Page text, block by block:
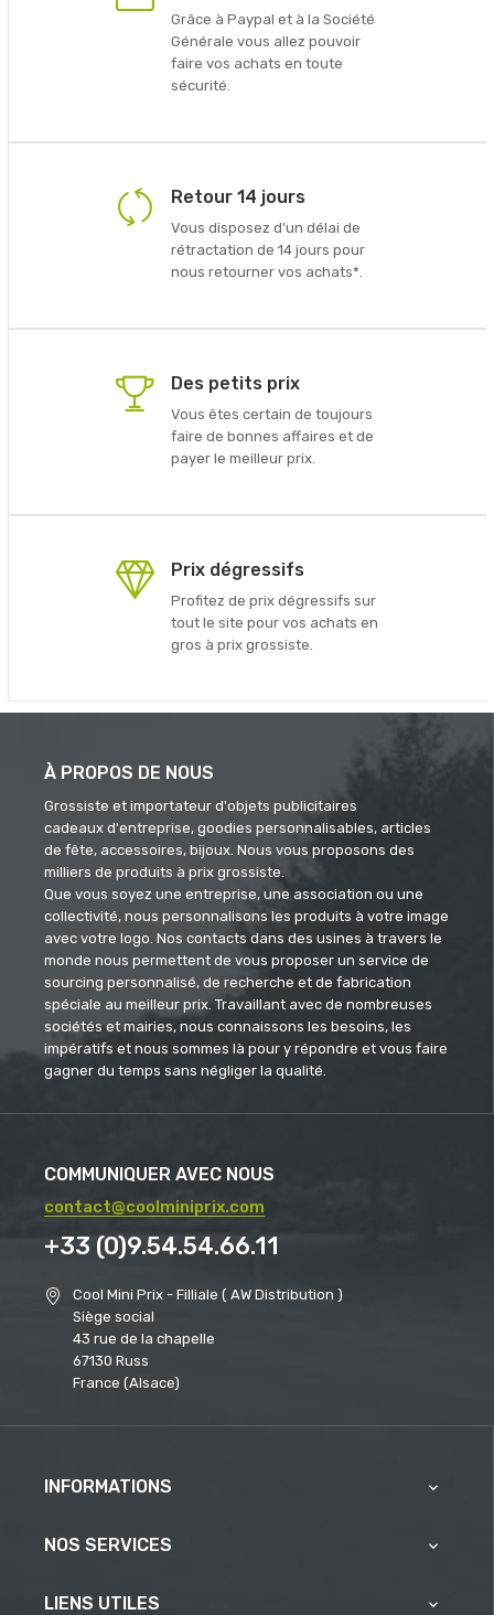
Grâce à Paypal et à la Société
Générale vous allez pouvoir
faire vos achats en toute
sécurité.
Retour 14 jours
Vous disposez d'un délai de
rétractation de 14 jours pour
nous retourner vos achats*.
Des petits prix
Vous êtes certain de toujours
faire de bonnes affaires et de
payer le meilleur prix.
Prix dégressifs
Profitez de prix dégressifs sur
tout le site pour vos achats en
gros à prix grossiste.
À PROPOS DE NOUS
Grossiste et importateur d'objets publicitaires
cadeaux d'entreprise, goodies personnalisables, articles
de fête, accessoires, bijoux. Nous vous proposons des
milliers de produits à prix grossiste.
Que vous soyez une entreprise, une association ou une
collectivité, nous personnalisons les produits à votre image
avec votre logo. Nos contacts dans des usines à travers le
monde nous permettent de vous proposer un service de
sourcing personnalisé, de recherche et de fabrication
spéciale au meilleur prix. Travaillant avec de nombreuses
sociétés et mairies, nous connaissons les besoins, les
impératifs et nous sommes là pour y répondre et vous faire
gagner du temps sans négliger la qualité.
COMMUNIQUER AVEC NOUS
contact@coolminiprix.com
+33 (0)9.54.54.66.11
Cool Mini Prix - Filliale ( AW Distribution )
Siège social
43 rue de la chapelle
67130 Russ
France (Alsace)
INFORMATIONS 
NOS SERVICES 
LIENS UTILES 